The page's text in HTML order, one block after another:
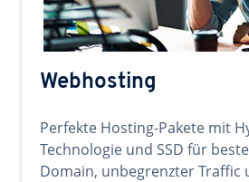
Webhosting
Perfekte Hosting-Pakete mit
Technologie und SSD für
Domain, unbegrenzter Traffic